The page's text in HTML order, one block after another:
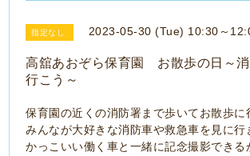
指定なし 2023-05-30 (Tue) 10:30～
高舘あおぞら保育園 お散歩の日～消
行こう～
保育園の近くの消防署まで歩いてお散歩に
みんなが大好きな消防車や救急車を見に行
かっこいい働く車と一緒に記念撮影できる